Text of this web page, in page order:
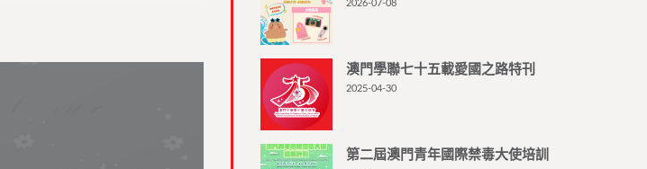
2026-07-08
澳門學聯七十五載愛國之路特刊
2025-04-30
第二屆澳門青年國際禁毒大使培訓